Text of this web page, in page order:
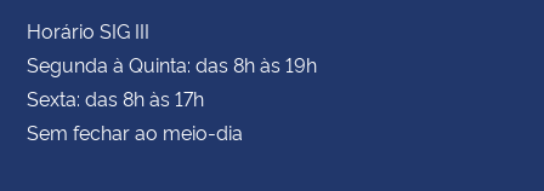
Horário SIG III
Segunda à Quinta: das 8h às 19h
Sexta: das 8h às 17h
Sem fechar ao meio-dia